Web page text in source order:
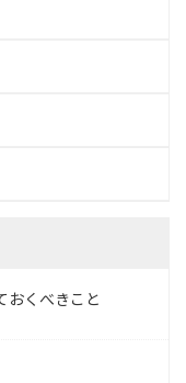
おくべきこと